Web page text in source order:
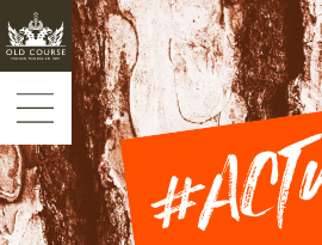
Panneau de gestion des cookies